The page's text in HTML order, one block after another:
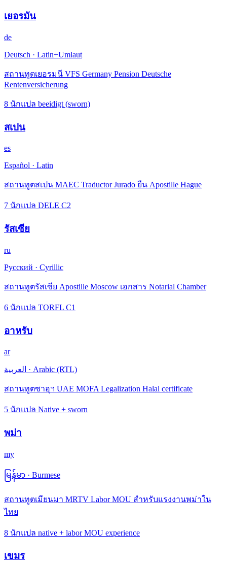
เยอรมัน
de
Deutsch · Latin+Umlaut
สถานทูตเยอรมนี VFS Germany Pension Deutsche
Rentenversicherung
8 นักแปล beeidigt (sworn)
สเปน
es
Español · Latin
สถานทูตสเปน MAEC Traductor Jurado ยืน Apostille Hague
7 นักแปล DELE C2
รัสเซีย
ru
Русский · Cyrillic
สถานทูตรัสเซีย Apostille Moscow เอกสาร Notarial Chamber
6 นักแปล TORFL C1
อาหรับ
ar
العربية · Arabic (RTL)
สถานทูตซาอุฯ UAE MOFA Legalization Halal certificate
5 นักแปล Native + sworn
พม่า
my
မြန်မာ · Burmese
สถานทูตเมียนมา MRTV Labor MOU สำหรับแรงงานพม่าใน
ไทย
8 นักแปล native + labor MOU experience
เขมร